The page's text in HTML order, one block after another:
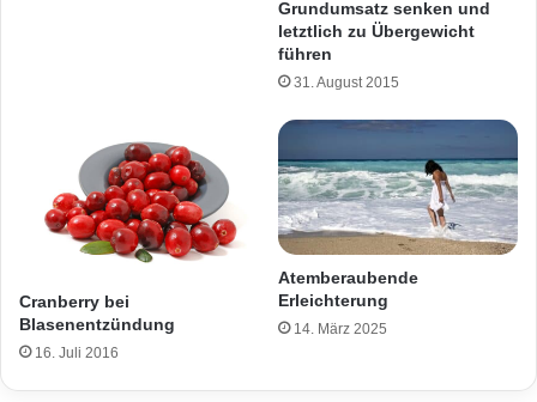
Grundumsatz senken und
letztlich zu Übergewicht
führen
31. August 2015
Cranberry bei
Blasenentzündung
16. Juli 2016
Atemberaubende
Erleichterung
14. März 2025